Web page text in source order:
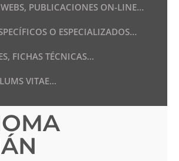
PUBLICACIONES ON-LINE…
O ESPECIALIZADOS…
FICHAS TÉCNICAS…
VITAE…